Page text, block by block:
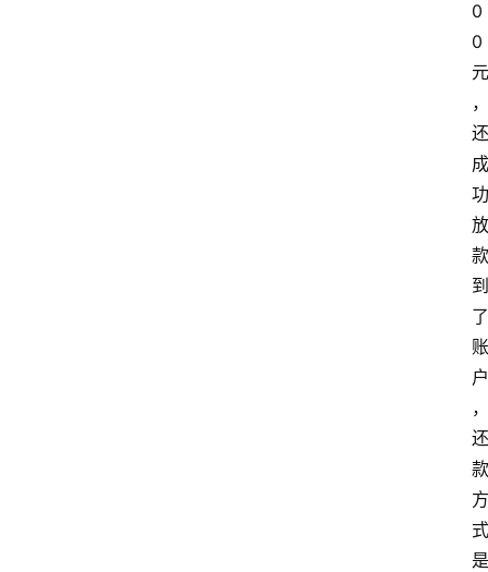
0
0
元
，
还
成
功
放
款
到
了
账
户
，
还
款
方
式
是